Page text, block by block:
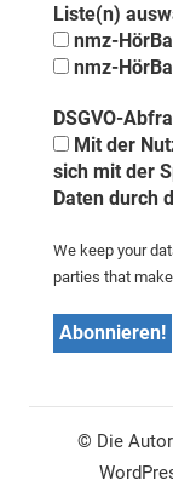
Liste(n)
nmz-
nmz-
DSGVO-
Mit der
sich mit der
Daten durch
We keep your
parties that
© Die